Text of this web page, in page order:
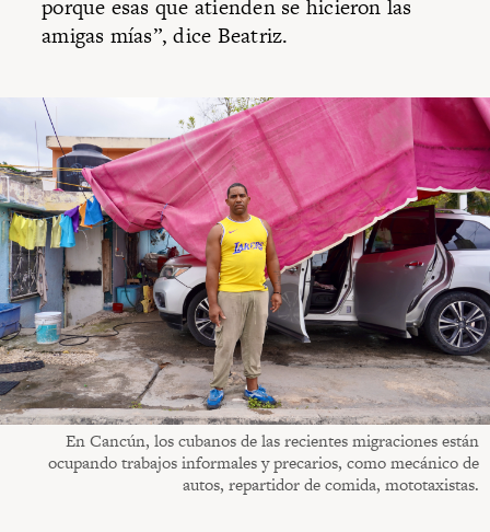
porque esas que atienden se hicieron las
amigas mías”, dice Beatriz.
En Cancún, los cubanos de las recientes migraciones están
ocupando trabajos informales y precarios, como mecánico de
autos, repartidor de comida, mototaxistas.